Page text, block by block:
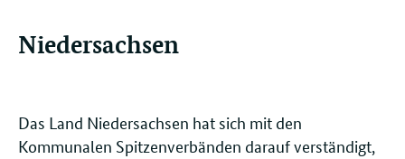
Niedersachsen
Das Land Niedersachsen hat sich mit den
Kommunalen Spitzenverbänden darauf verständigt,